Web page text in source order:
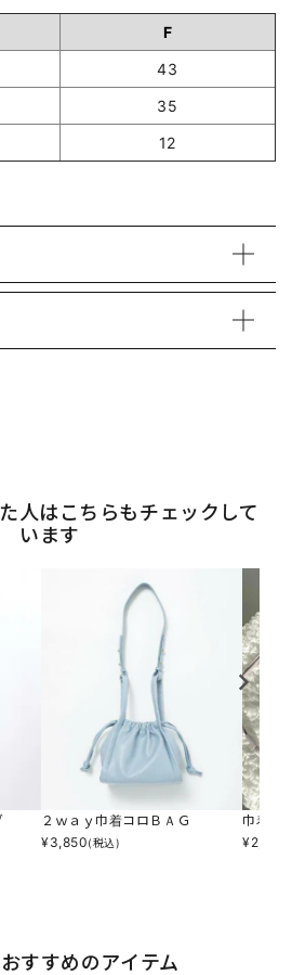
F
43
35
12
人はこちらもチェックして
います
２ｗａｙ巾着コロＢＡＧ
¥3,850(税込)
巾着シ
¥2,750
すすめのアイテム